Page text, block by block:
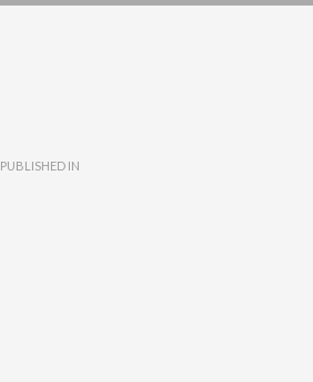
PUBLISHED IN